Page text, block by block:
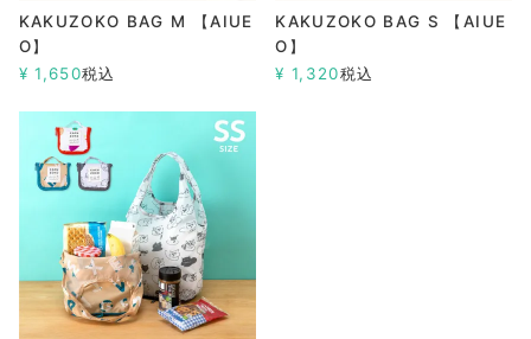
KAKUZOKO BAG M 【AIUE
O】
¥ 1,650税込
KAKUZOKO BAG S 【AIUE
O】
¥ 1,320税込